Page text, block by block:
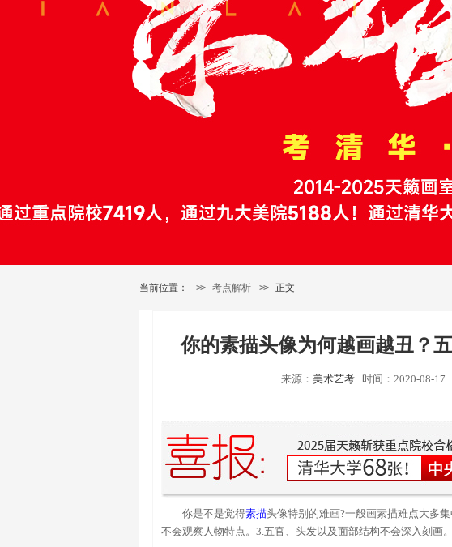
当前位置： >> 考点解析 >> 正文
你的素描头像为何越画越丑？
来源： 美术艺考 时间：2020-08-17
你是不是觉得素描头像特别的难画?一般画素描难点大多
不会观察人物特点。3.五官、头发以及面部结构不会深入刻画。